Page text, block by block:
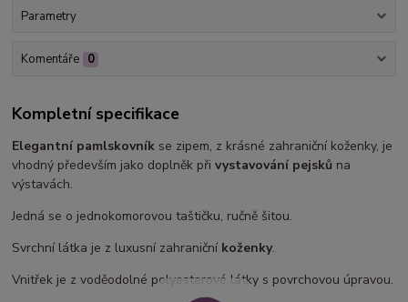
Parametry
Komentáře 0
Kompletní specifikace
Elegantní pamlskovník se zipem, z krásné zahraniční koženky, je
vhodný především jako doplněk při vystavování pejsků na
výstavách.
Jedná se o jednokomorovou taštičku, ručně šitou.
Svrchní látka je z luxusní zahraničníkoženky.
Vnitřek je z voděodolné polyesterové látky s povrchovou úpravou.